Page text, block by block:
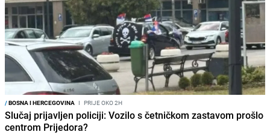
/BOSNA I HERCEGOVINA I PRIJE OKO 2H
Slučaj prijavljen policiji: Vozilo s četničkom zastavom prošlo
centrom Prijedora?